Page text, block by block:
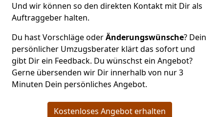
Und wir können so den direkten Kontakt mit Dir als
Auftraggeber halten.
Du hast Vorschläge oderÄnderungswünsche? Dein
persönlicher Umzugsberater klärt das sofort und
gibt Dir ein Feedback. Du wünschst ein Angebot?
Gerne übersenden wir Dir innerhalb von nur3
Minuten Dein persönliches Angebot.
Kostenloses Angebot erhalten